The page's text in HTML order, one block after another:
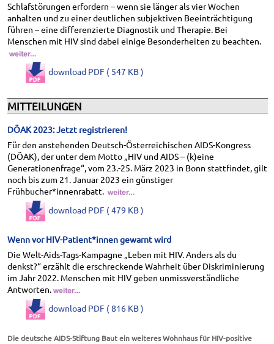
Schlafstörungen erfordern – wenn sie länger als vier Wochen
anhalten und zu einer deutlichen subjektiven Beeinträchtigung
führen – eine differenzierte Diagnostik und Therapie. Bei
Menschen mit HIV sind dabei einige Besonderheiten zu beachten.
download PDF ( 547 KB )
MITTEILUNGEN
DÖAK 2023: Jetzt registrieren!
Für den anstehenden Deutsch-Österreichischen AIDS-Kongress
(DÖAK), der unter dem Motto „HIV und AIDS – (k)eine
Generationenfrage“, vom 23.-25. März 2023 in Bonn stattfindet, gilt
noch bis zum 21. Januar 2023 ein günstiger
Frühbucher*innenrabatt.
download PDF ( 479 KB )
Wenn vor HIV-Patient*innen gewarnt wird
Die Welt-Aids-Tags-Kampagne „Leben mit HIV. Anders als du
denkst?“ erzählt die erschreckende Wahrheit über Diskriminierung
im Jahr 2022. Menschen mit HIV geben unmissverständliche
Antworten.
download PDF ( 816 KB )
Die deutsche AIDS-Stiftung Baut ein weiteres Wohnhaus für HIV-positive